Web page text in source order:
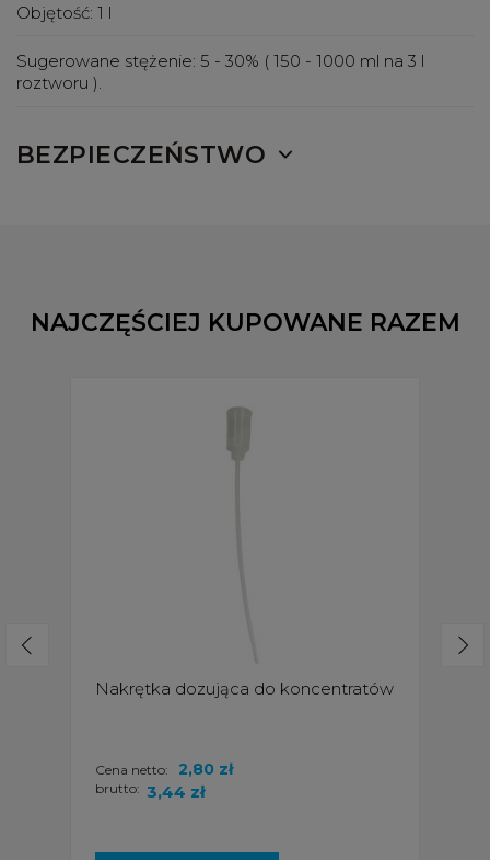
Objętość: 1 l
Sugerowane stężenie: 5 - 30% ( 150 - 1000 ml na 3 l
roztworu ).
BEZPIECZEŃSTWO
NAJCZĘŚCIEJ KUPOWANE RAZEM
Nakrętka dozująca do koncentratów
brutto: 3,44 zł
Cena netto: 2,80 zł